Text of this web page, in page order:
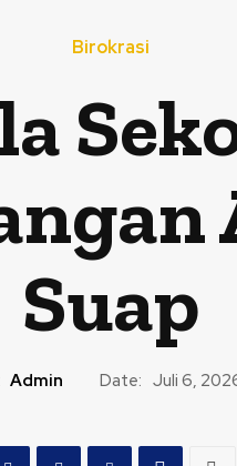
Birokrasi
Suap
Admin Date: Juli 6,